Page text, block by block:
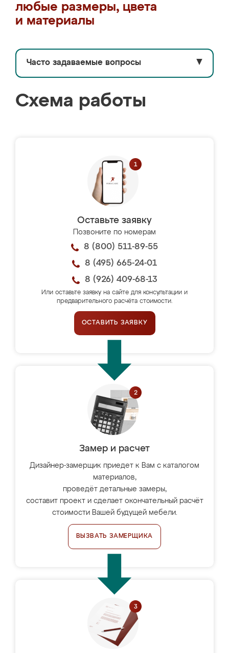
любые размеры, цвета
и материалы
Часто задаваемые вопросы ▼
Схема работы
Оставьте заявку
Позвоните по номерам
8 (800) 511-89-55
8 (495) 665-24-01
8 (926) 409-68-13
Или оставьте заявку на сайте для консультации и
предварительного расчёта стоимости.
ОСТАВИТЬ ЗАЯВКУ
Замер и расчет
Дизайнер-замерщик приедет к Вам с каталогом
материалов,
проведёт детальные замеры,
составит проект и сделает окончательный расчёт
стоимости Вашей будущей мебели.
ВЫЗВАТЬ ЗАМЕРЩИКА